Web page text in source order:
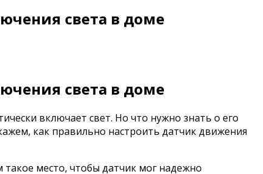
света в доме
света в доме
включает свет. Но что нужно знать о его
как правильно настроить датчик движения
место, чтобы датчик мог надежно